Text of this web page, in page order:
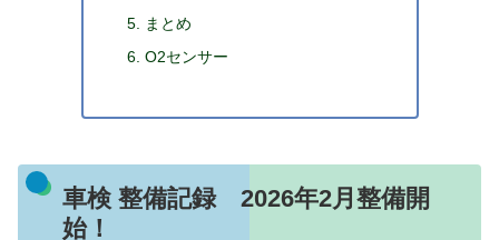
まとめ
O2センサー
車検 整備記録 2026年2月整備開
始！